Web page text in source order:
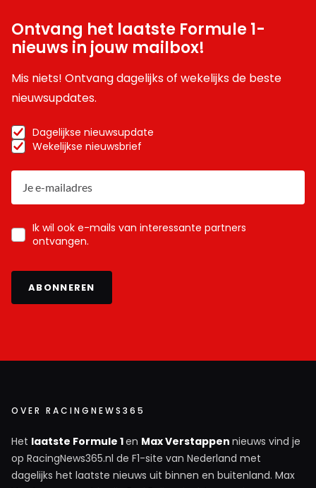
Ontvang het laatste Formule 1-
nieuws in jouw mailbox!
Mis niets! Ontvang dagelijks of wekelijks de beste
nieuwsupdates.
Dagelijkse nieuwsupdate
Wekelijkse nieuwsbrief
Ik wil ook e-mails van interessante partners
ontvangen.
ABONNEREN
OVER RACINGNEWS365
Het laatste Formule 1en Max Verstappen nieuws vind je
op RacingNews365.nl de F1-site van Nederland met
dagelijks het laatste nieuws uit binnen en buitenland. Max